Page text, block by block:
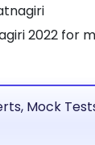
2022 for
Mock